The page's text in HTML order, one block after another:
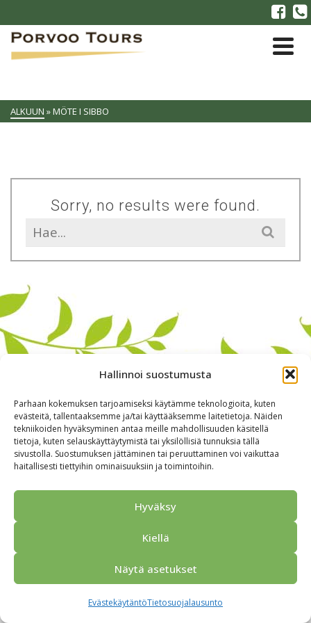
Hallinnoi suostumusta
Parhaan kokemuksen tarjoamiseksi käytämme teknologioita, kuten
evästeitä, tallentaaksemme ja/tai käyttääksemme laitetietoja. Näiden
tekniikoiden hyväksyminen antaa meille mahdollisuuden käsitellä
tietoja, kuten selauskäyttäytymistä tai yksilöllisiä tunnuksia tällä
sivustolla. Suostumuksen jättäminen tai peruuttaminen voi vaikuttaa
haitallisesti tiettyihin ominaisuuksiin ja toimintoihin.
Hyväksy
Kiellä
Näytä asetukset
EvästekäytäntöTietosuojalausunto
ALKUUN »MÖTE I SIBBO
Sorry, no results were found.
Search
for:
Alkuun Ryhmille Kokous & Ohjelmat
Yhteistyökumppanit
Tarjouspyyntö
Anna palautetta
Tietosuojaseloste
© 2026 Porvoo Tours - matkanjärjestäjä / FPW